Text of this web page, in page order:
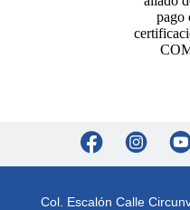
Col. Escalón Calle